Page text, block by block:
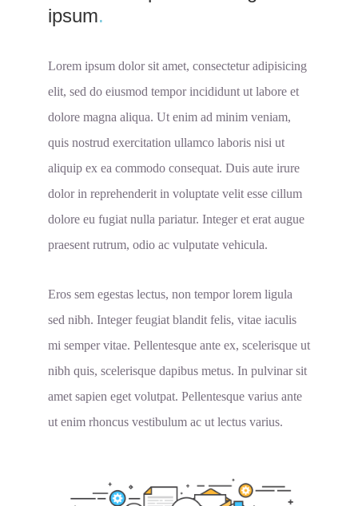
ipsum.
Lorem ipsum dolor sit amet, consectetur adipisicing
elit, sed do eiusmod tempor incididunt ut labore et
dolore magna aliqua. Ut enim ad minim veniam,
quis nostrud exercitation ullamco laboris nisi ut
aliquip ex ea commodo consequat. Duis aute irure
dolor in reprehenderit in voluptate velit esse cillum
dolore eu fugiat nulla pariatur. Integer et erat augue
praesent rutrum, odio ac vulputate vehicula.
Eros sem egestas lectus, non tempor lorem ligula
sed nibh. Integer feugiat blandit felis, vitae iaculis
mi semper vitae. Pellentesque ante ex, scelerisque ut
nibh quis, scelerisque dapibus metus. In pulvinar sit
amet sapien eget volutpat. Pellentesque varius ante
ut enim rhoncus vestibulum ac ut lectus varius.